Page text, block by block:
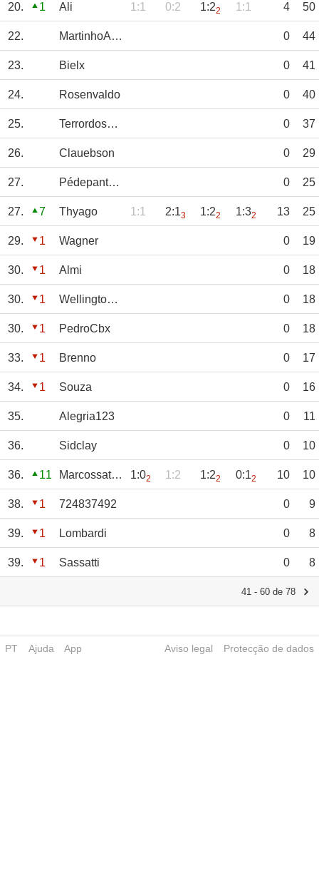
20. 1 Ali 1:1 0:2 1:22 1:1 4 50
22. MartinhoAmorim 0 44
23. Bielx 0 41
24. Rosenvaldo 0 40
25. TerrordosGambas 0 37
26. Clauebson 0 29
27. Pédepantufa 0 25
27. 7 Thyago 1:1 2:13 1:22 1:32 13 25
29. 1 Wagner 0 19
30. 1 Almi 0 18
30. 1 WellingtonCosta 0 18
30. 1 PedroCbx 0 18
33. 1 Brenno 0 17
34. 1 Souza 0 16
35. Alegria123 0 11
36. Sidclay 0 10
36. 11 Marcossatierf 1:02 1:2 1:22 0:12 10 10
38. 1 724837492 0 9
39. 1 Lombardi 0 8
39. 1 Sassatti 0 8
41 - 60 de 78
PT Ajuda App Aviso legal Protecção de dados